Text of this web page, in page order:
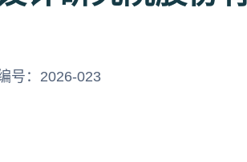
号：2026-023